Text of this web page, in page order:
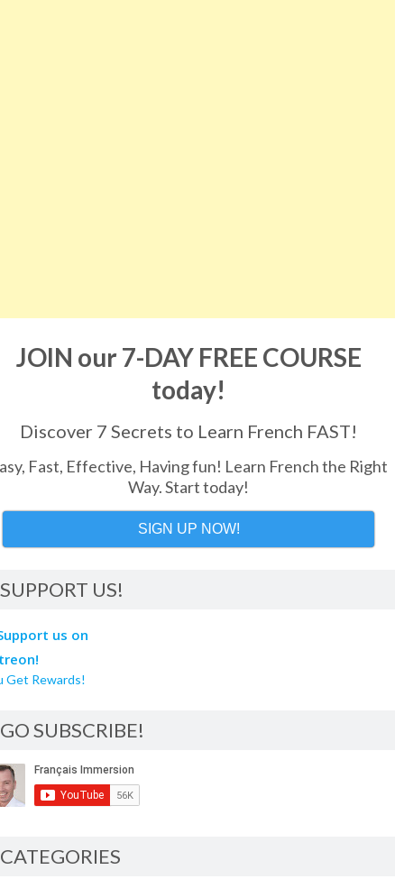
JOIN our 7-DAY FREE COURSE
today!
Discover 7 Secrets to Learn French FAST!
Fast, Effective, Having fun! Learn French the Right
Way. Start today!
SIGN UP NOW!
SUPPORT US!
Get Rewards!
GO SUBSCRIBE!
CATEGORIES